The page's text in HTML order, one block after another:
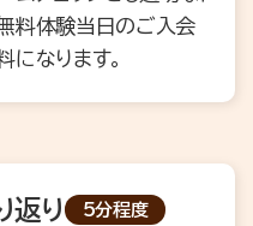
料体験当日のご入会
になります。
返り 5分程度